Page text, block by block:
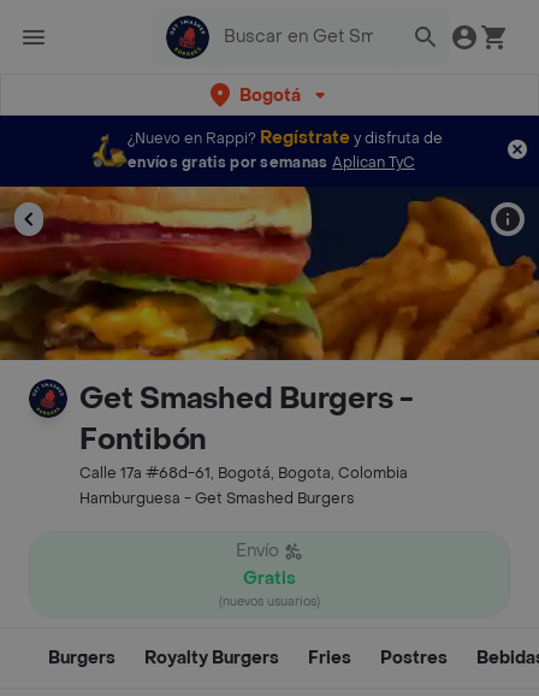
Bogotá
¿Nuevo en Rappi? Regístratey disfruta de
envíos gratis por semanas Aplican TyC
Get Smashed Burgers -
Fontibón
Calle 17a #68d-61, Bogotá, Bogota, Colombia
Hamburguesa - Get Smashed Burgers
Envío
Gratis
(nuevos usuarios)
Burgers Royalty Burgers Fries Postres